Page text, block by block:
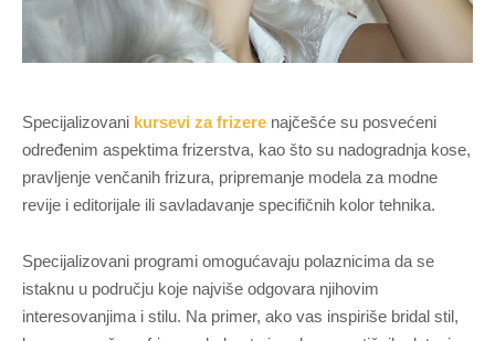
Specijalizovani kursevi za frizere najčešće su posvećeni
određenim aspektima frizerstva, kao što su nadogradnja kose,
pravljenje venčanih frizura, pripremanje modela za modne
revije i editorijale ili savladavanje specifičnih kolor tehnika.
Specijalizovani programi omogućavaju polaznicima da se
istaknu u području koje najviše odgovara njihovim
interesovanjima i stilu. Na primer, ako vas inspiriše bridal stil,